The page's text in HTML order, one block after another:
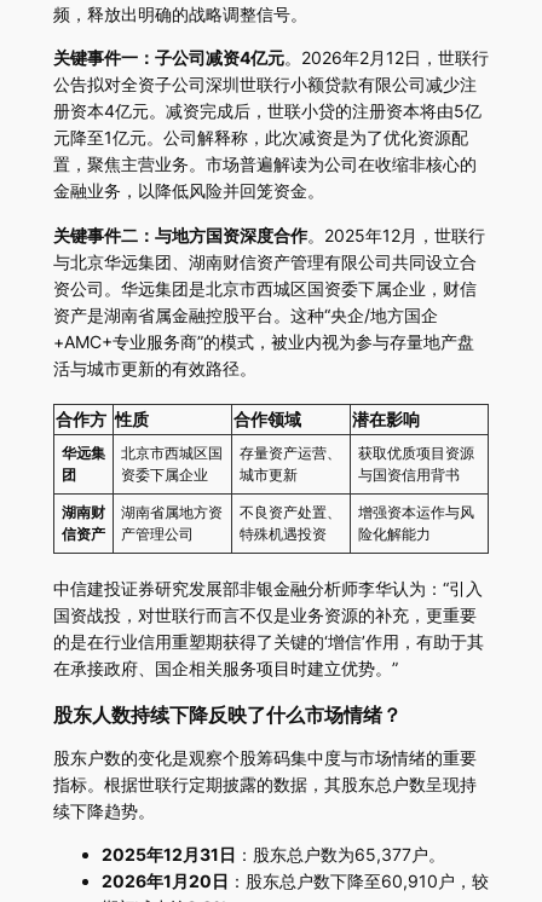
频，释放出明确的战略调整信号。
关键事件一：子公司减资4亿元。2026年2月12日，世联行
公告拟对全资子公司深圳世联行小额贷款有限公司减少注
册资本4亿元。减资完成后，世联小贷的注册资本将由5亿
元降至1亿元。公司解释称，此次减资是为了优化资源配
置，聚焦主营业务。市场普遍解读为公司在收缩非核心的
金融业务，以降低风险并回笼资金。
关键事件二：与地方国资深度合作。2025年12月，世联行
与北京华远集团、湖南财信资产管理有限公司共同设立合
资公司。华远集团是北京市西城区国资委下属企业，财信
资产是湖南省属金融控股平台。这种“央企/地方国企
+AMC+专业服务商”的模式，被业内视为参与存量地产盘
活与城市更新的有效路径。
合作方 性质 合作领域 潜在影响
华远集
团
北京市西城区国
资委下属企业
存量资产运营、
城市更新
获取优质项目资源
与国资信用背书
湖南财
信资产
湖南省属地方资
产管理公司
不良资产处置、
特殊机遇投资
增强资本运作与风
险化解能力
中信建投证券研究发展部非银金融分析师李华认为：“引入
国资战投，对世联行而言不仅是业务资源的补充，更重要
的是在行业信用重塑期获得了关键的‘增信’作用，有助于其
在承接政府、国企相关服务项目时建立优势。”
股东人数持续下降反映了什么市场情绪？
股东户数的变化是观察个股筹码集中度与市场情绪的重要
指标。根据世联行定期披露的数据，其股东总户数呈现持
续下降趋势。
2025年12月31日 ：股东总户数为65,377户。
2026年1月20日 ：股东总户数下降至60,910户，较